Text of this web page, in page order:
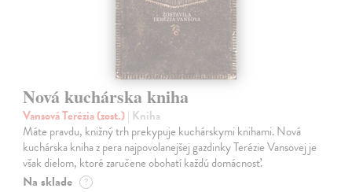
Nová kuchárska kniha
Vansová Terézia (zost.)| Kniha
Máte pravdu, knižný trh prekypuje kuchárskymi knihami. Nová
kuchárska kniha z pera najpovolanejšej gazdinky Terézie Vansovej je
však dielom, ktoré zaručene obohatí každú domácnosť.
Na sklade ?